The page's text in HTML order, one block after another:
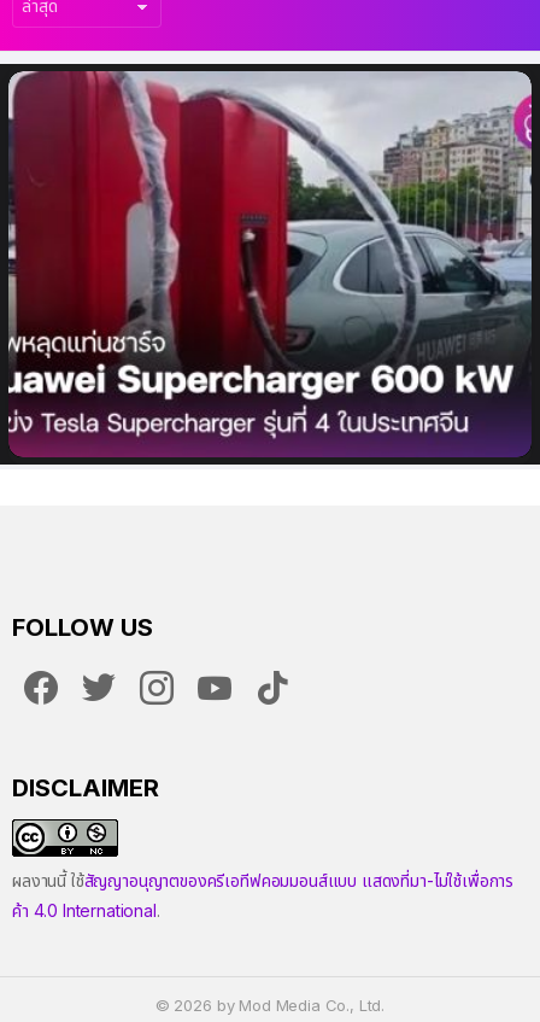
เรื่อง
ล่าสุด
ภาพหลุดแท่นชาร์จ Huawei Supercharger
600 kW คู่แข่ง Tesla Supercharger รุ่นที่ 4
ในประเทศจีน
FOLLOW US
DISCLAIMER
ผลงานนี้ ใช้สัญญาอนุญาตของครีเอทีฟคอมมอนส์แบบ แสดงที่มา-ไม่ใช้เพื่อการ
ค้า 4.0 International.
© 2026 by Mod Media Co., Ltd.